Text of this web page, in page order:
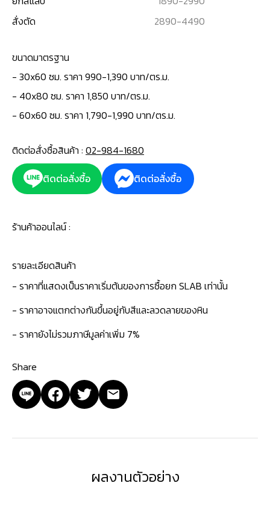
สั่งตัด
2890-4490
ขนาดมาตรฐาน
- 30x60 ซม. ราคา 990-1,390 บาท/ตร.ม.
- 40x80 ซม. ราคา 1,850 บาท/ตร.ม.
- 60x60 ซม. ราคา 1,790-1,990 บาท/ตร.ม.
ติดต่อสั่งซื้อสินค้า : 02-984-1680
ติดต่อสั่งซื้อ
ติดต่อสั่งซื้อ
ร้านค้าออนไลน์ :
รายละเอียดสินค้า
- ราคาที่แสดงเป็นราคาเริ่มต้นของการซื้อยก SLAB เท่านั้น
- ราคาอาจแตกต่างกันขึ้นอยู่กับสีและลวดลายของหิน
- ราคายังไม่รวมภาษีมูลค่าเพิ่ม 7%
Share
ผลงานตัวอย่าง